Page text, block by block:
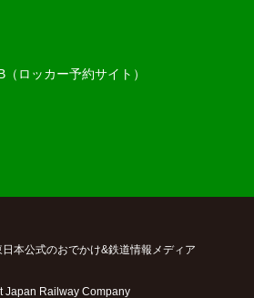
ロッカー予約サイト）
本公式のおでかけ&鉄道情報メディア
Japan Railway Company